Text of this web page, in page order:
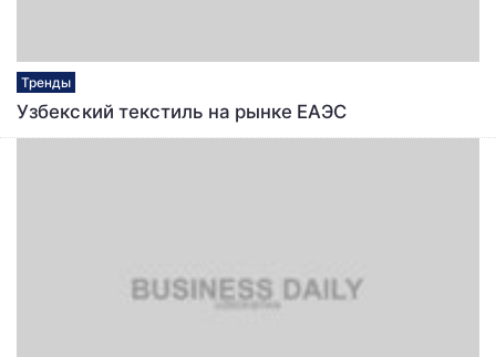
Тренды
Узбекский текстиль на рынке ЕАЭС